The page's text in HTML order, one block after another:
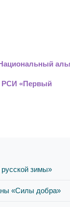
РСИ «Первый
зимы»
«Силы добра»